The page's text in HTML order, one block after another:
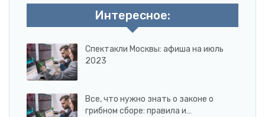
Интересное:
Спектакли Москвы: афиша на июль
2023
Все, что нужно знать о законе о
грибном сборе: правила и…